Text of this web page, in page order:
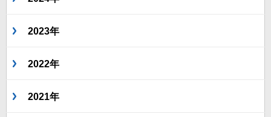
2023年
2022年
2021年